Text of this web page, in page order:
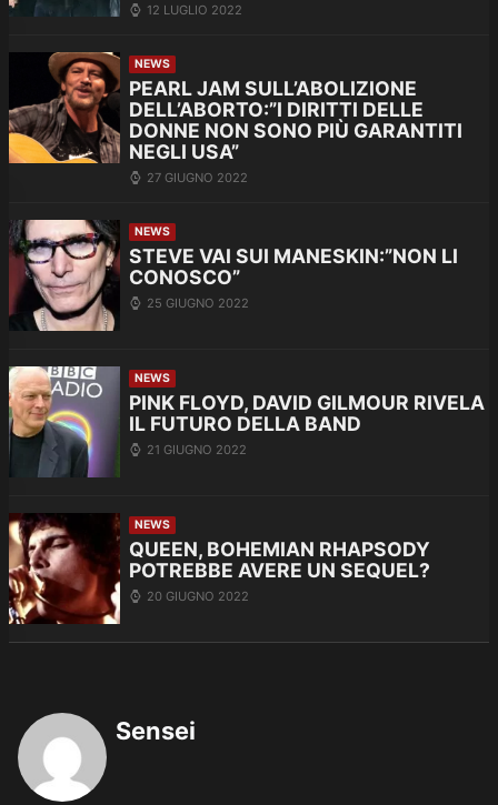
12 LUGLIO 2022
NEWS
PEARL JAM SULL’ABOLIZIONE
DELL’ABORTO:”I DIRITTI DELLE
DONNE NON SONO PIÙ GARANTITI
NEGLI USA”
27 GIUGNO 2022
NEWS
STEVE VAI SUI MANESKIN:”NON LI
CONOSCO”
25 GIUGNO 2022
NEWS
PINK FLOYD, DAVID GILMOUR RIVELA
IL FUTURO DELLA BAND
21 GIUGNO 2022
NEWS
QUEEN, BOHEMIAN RHAPSODY
POTREBBE AVERE UN SEQUEL?
20 GIUGNO 2022
Sensei